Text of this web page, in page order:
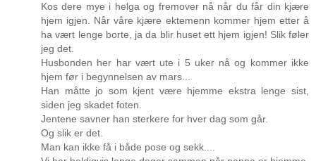
Kos dere mye i helga og fremover nå når du får din kjære
hjem igjen. Når våre kjære ektemenn kommer hjem etter å
ha vært lenge borte, ja da blir huset ett hjem igjen! Slik føler
jeg det.
Husbonden her har vært ute i 5 uker nå og kommer ikke
hjem før i begynnelsen av mars...
Han måtte jo som kjent være hjemme ekstra lenge sist,
siden jeg skadet foten.
Jentene savner han sterkere for hver dag som går.
Og slik er det.
Man kan ikke få i både pose og sekk....